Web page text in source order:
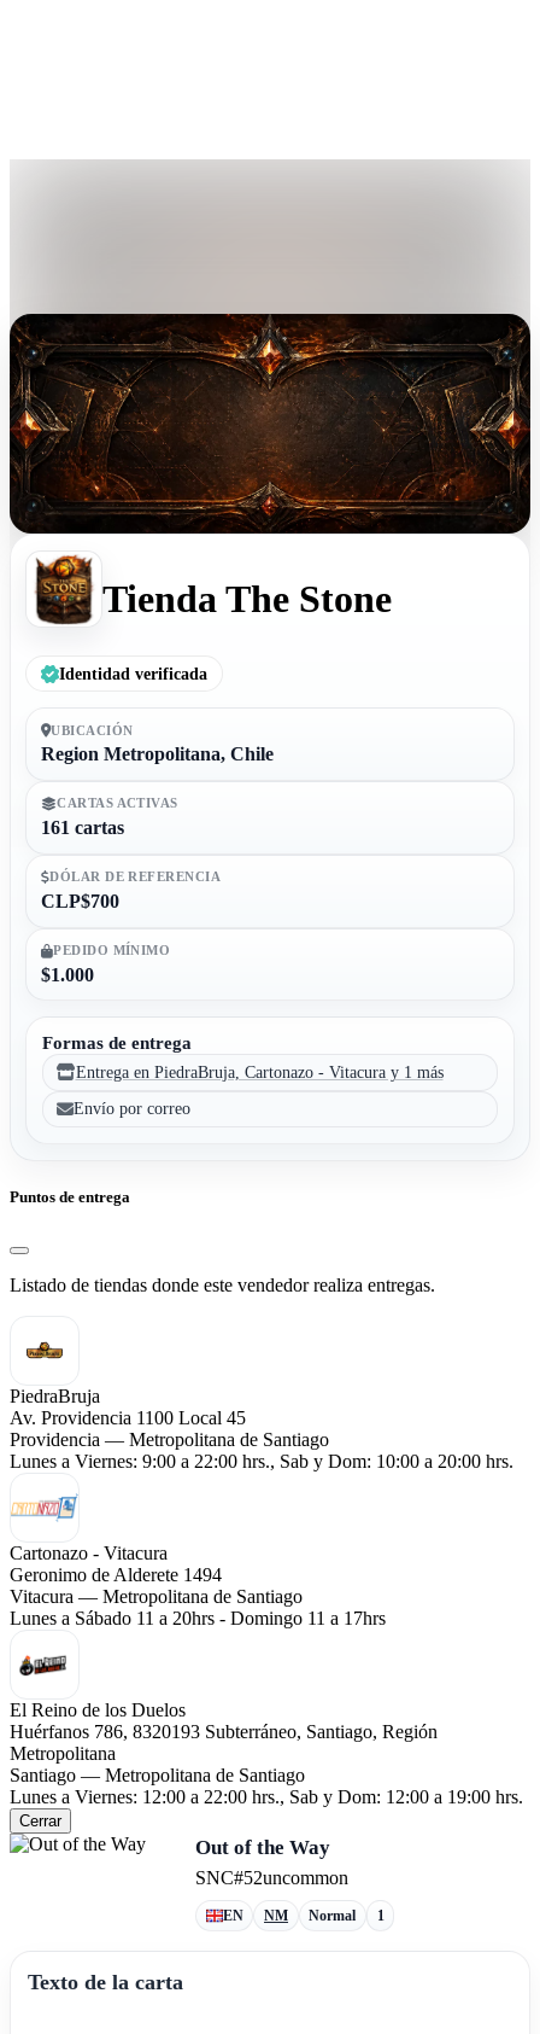
Tienda The Stone
Identidad verificada
UBICACIÓN
Region Metropolitana, Chile
CARTAS ACTIVAS
161 cartas
DÓLAR DE REFERENCIA
CLP$700
PEDIDO MÍNIMO
$1.000
Formas de entrega
Entrega en PiedraBruja, Cartonazo - Vitacura y 1 más
Envío por correo
Puntos de entrega
Listado de tiendas donde este vendedor realiza entregas.
PiedraBruja
Av. Providencia 1100 Local 45
Providencia — Metropolitana de Santiago
Lunes a Viernes: 9:00 a 22:00 hrs., Sab y Dom: 10:00 a 20:00 hrs.
Cartonazo - Vitacura
Geronimo de Alderete 1494
Vitacura — Metropolitana de Santiago
Lunes a Sábado 11 a 20hrs - Domingo 11 a 17hrs
El Reino de los Duelos
Huérfanos 786, 8320193 Subterráneo, Santiago, Región
Metropolitana
Santiago — Metropolitana de Santiago
Lunes a Viernes: 12:00 a 22:00 hrs., Sab y Dom: 12:00 a 19:00 hrs.
Cerrar
Out of the Way
SNC#52uncommon
EN NM Normal 1
Texto de la carta